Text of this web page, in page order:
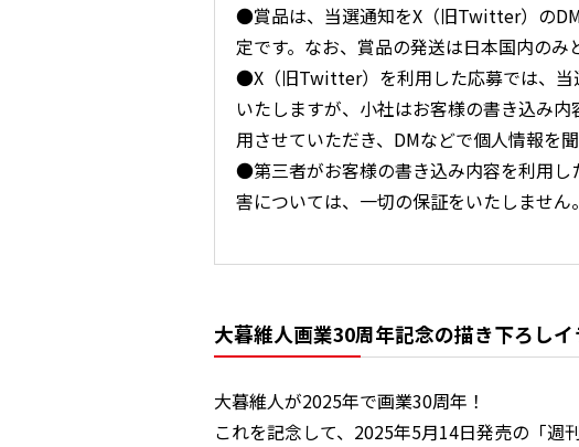
●賞品は、当選通知をX（旧Twitter）のDM
定です。なお、賞品の発送は日本国内のみ
●X（旧Twitter）を利用した応募では、当
いたしますが、小社はお客様の書き込み
用させていただき、DMなどで個人情報を
●第三者がお客様の書き込み内容を利用し
害については、一切の保証をいたしません。
大暮維人画業30周年記念の描き下ろし
大暮維人が2025年で画業30周年！
これを記念して、2025年5月14日発売の「週